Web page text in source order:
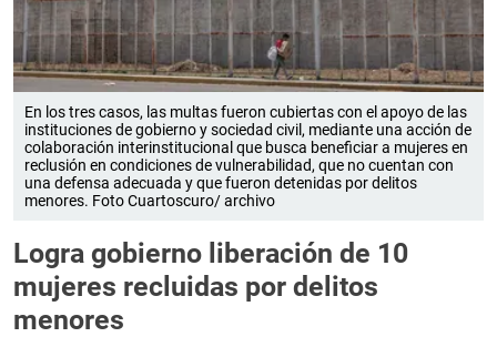
En los tres casos, las multas fueron cubiertas con el apoyo de las
instituciones de gobierno y sociedad civil, mediante una acción de
colaboración interinstitucional que busca beneficiar a mujeres en
reclusión en condiciones de vulnerabilidad, que no cuentan con
una defensa adecuada y que fueron detenidas por delitos
menores. Foto Cuartoscuro/ archivo
Logra gobierno liberación de 10
mujeres recluidas por delitos
menores